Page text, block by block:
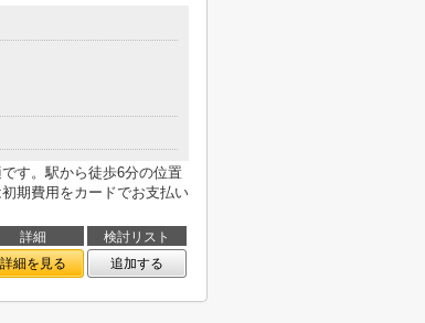
す。駅から徒歩6分の位置
期費用をカードでお支払い
詳細
検討リスト
詳細を見る 追加する